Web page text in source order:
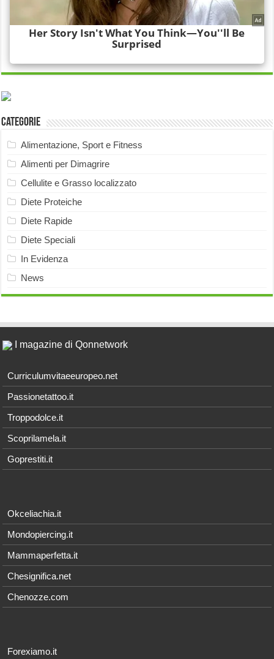
Categorie
Alimentazione, Sport e Fitness
Alimenti per Dimagrire
Cellulite e Grasso localizzato
Diete Proteiche
Diete Rapide
Diete Speciali
In Evidenza
News
I magazine di Qonnetwork
Curriculumvitaeeuropeo.net
Passionetattoo.it
Troppodolce.it
Scoprilamela.it
Goprestiti.it
Okceliachia.it
Mondopiercing.it
Mammaperfetta.it
Chesignifica.net
Chenozze.com
Forexiamo.it